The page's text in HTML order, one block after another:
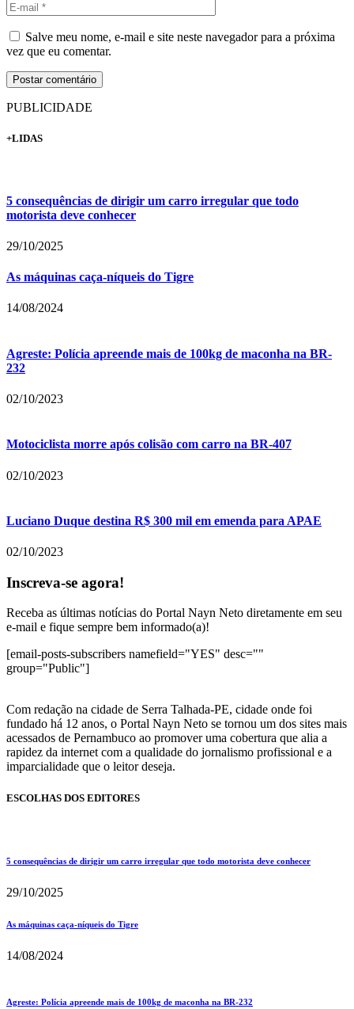
Salve meu nome, e-mail e site neste navegador para a próxima
vez que eu comentar.
PUBLICIDADE
+LIDAS
5 consequências de dirigir um carro irregular que todo
motorista deve conhecer
29/10/2025
As máquinas caça-níqueis do Tigre
14/08/2024
Agreste: Polícia apreende mais de 100kg de maconha na BR-
232
02/10/2023
Motociclista morre após colisão com carro na BR-407
02/10/2023
Luciano Duque destina R$ 300 mil em emenda para APAE
02/10/2023
Inscreva-se agora!
Receba as últimas notícias do Portal Nayn Neto diretamente em seu
e-mail e fique sempre bem informado(a)!
[email-posts-subscribers namefield="YES" desc=""
group="Public"]
Com redação na cidade de Serra Talhada-PE, cidade onde foi
fundado há 12 anos, o Portal Nayn Neto se tornou um dos sites mais
acessados de Pernambuco ao promover uma cobertura que alia a
rapidez da internet com a qualidade do jornalismo profissional e a
imparcialidade que o leitor deseja.
ESCOLHAS DOS EDITORES
5 consequências de dirigir um carro irregular que todo motorista deve conhecer
29/10/2025
As máquinas caça-níqueis do Tigre
14/08/2024
Agreste: Polícia apreende mais de 100kg de maconha na BR-232